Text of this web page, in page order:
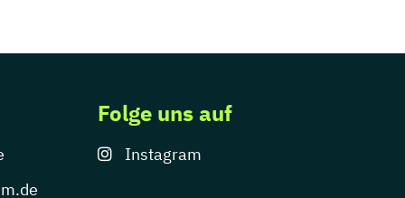
Folge uns auf
Instagram